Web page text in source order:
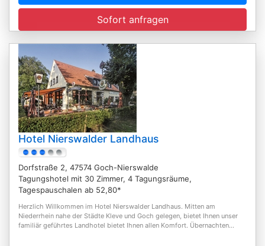
Sofort anfragen
Hotel Nierswalder Landhaus
Dorfstraße 2, 47574 Goch-Nierswalde
Tagungshotel mit 30 Zimmer, 4 Tagungsräume,
Tagespauschalen ab 52,80*
Herzlich Willkommen im Hotel Nierswalder Landhaus. Mitten am
Niederrhein nahe der Städte Kleve und Goch gelegen, bietet Ihnen unser
familiär geführtes Landhotel bietet Ihnen allen Komfort. Übernachten...